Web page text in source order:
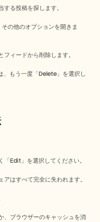
する投稿を探します。
の他のオプションを開きま
ィードから削除します。
、もう一度「Delete」を選択し
Edit」を選択してください。
はすべて完全に失われます。
、ブラウザーのキャッシュを消